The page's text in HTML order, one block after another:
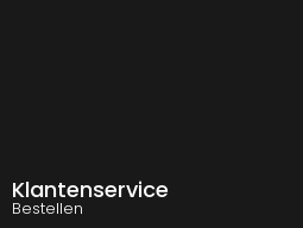
Klantenservice
Bestellen